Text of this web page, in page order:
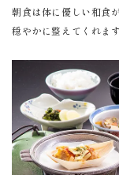
朝食は体に優しい和食
穏やかに整えてくれます